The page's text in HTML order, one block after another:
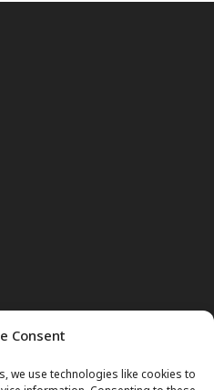
Consent
we use technologies like cookies to